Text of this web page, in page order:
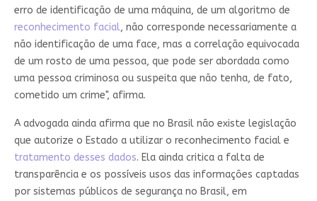
erro de identificação de uma máquina, de um algoritmo de
reconhecimento facial, não corresponde necessariamente a
não identificação de uma face, mas a correlação equivocada
de um rosto de uma pessoa, que pode ser abordada como
uma pessoa criminosa ou suspeita que não tenha, de fato,
cometido um crime", afirma.
A advogada ainda afirma que no Brasil não existe legislação
que autorize o Estado a utilizar o reconhecimento facial e
tratamento desses dados. Ela ainda critica a falta de
transparência e os possíveis usos das informações captadas
por sistemas públicos de segurança no Brasil, em